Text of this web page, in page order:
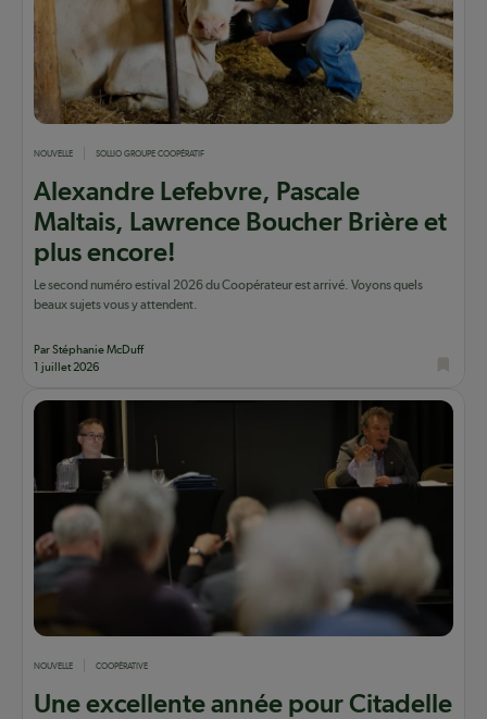
NOUVELLE SOLLIO GROUPE COOPÉRATIF
Alexandre Lefebvre, Pascale
Maltais, Lawrence Boucher Brière et
plus encore!
Le second numéro estival 2026 du Coopérateur est arrivé. Voyons quels
beaux sujets vous y attendent.
Par Stéphanie McDuff
1 juillet 2026
NOUVELLE COOPÉRATIVE
Une excellente année pour Citadelle